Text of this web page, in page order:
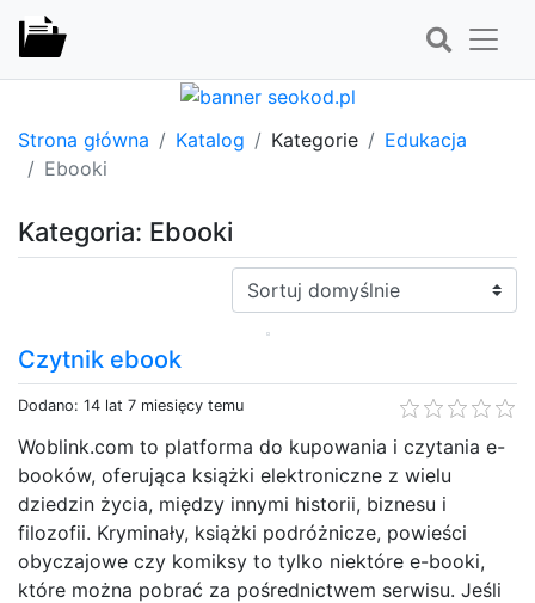
Strona główna Katalog Kategorie
Edukacja
Ebooki
Kategoria: Ebooki
Sortuj:
Czytnik ebook
Dodano: 14 lat 7 miesięcy temu
Woblink.com to platforma do kupowania i czytania e-
booków, oferująca książki elektroniczne z wielu
dziedzin życia, między innymi historii, biznesu i
filozofii. Kryminały, książki podróżnicze, powieści
obyczajowe czy komiksy to tylko niektóre e-booki,
które można pobrać za pośrednictwem serwisu. Jeśli